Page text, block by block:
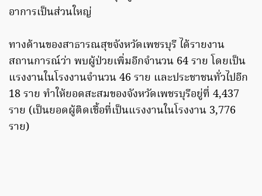
อาการเป็นส่วนใหญ่
ทางด้านของสาธารณสุขจังหวัดเพชรบุรี ได้รายงาน
สถานการณ์ว่า พบผู้ป่วยเพิ่มอีกจำนวน 64 ราย โดยเป็น
แรงงานในโรงงานจำนวน 46 ราย และประชาชนทั่วไปอีก
18 ราย ทำให้ยอดสะสมของจังหวัดเพชรบุรีอยู่ที่ 4,437
ราย (เป็นยอดผู้ติดเชื้อที่เป็นแรงงานในโรงงาน 3,776
ราย)